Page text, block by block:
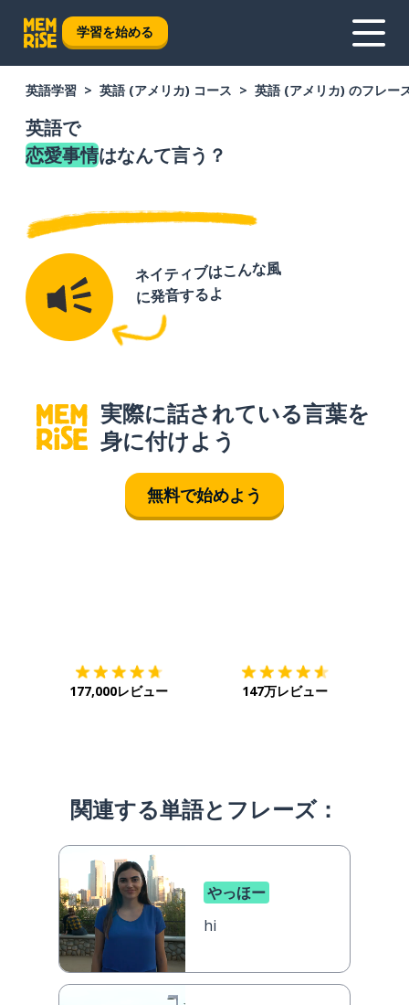
学習を始める
英語学習 英語 (アメリカ) コース 英語 (アメリカ) のフレー
英語で
恋愛事情はなんて言う？
ネイティブはこんな風
に発音するよ
実際に話されている言葉を
身に付けよう
無料で始めよう
177,000レビュー 147万レビュー
関連する単語とフレーズ：
やっほー
hi